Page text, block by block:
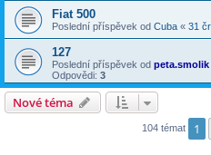
Fiat 500
Poslední příspěvek od Cuba « 31
127
Poslední příspěvek od peta.smolik
Odpovědi: 3
Nové téma
104 témat 1